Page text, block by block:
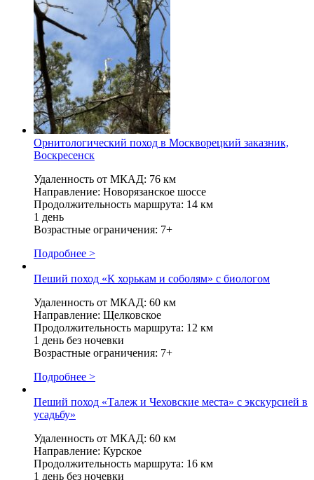
Орнитологический поход в Москворецкий заказник,
Воскресенск
Удаленность от МКАД: 76 км
Направление: Новорязанское шоссе
Продолжительность маршрута: 14 км
1 день
Возрастные ограничения: 7+
Подробнее >
Пеший поход «К хорькам и соболям» с биологом
Удаленность от МКАД: 60 км
Направление: Щелковское
Продолжительность маршрута: 12 км
1 день без ночевки
Возрастные ограничения: 7+
Подробнее >
Пеший поход «Талеж и Чеховские места» с экскурсией в
усадьбу»
Удаленность от МКАД: 60 км
Направление: Курское
Продолжительность маршрута: 16 км
1 день без ночевки